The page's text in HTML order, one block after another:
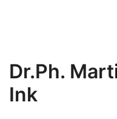
Dr.Ph.
Ink